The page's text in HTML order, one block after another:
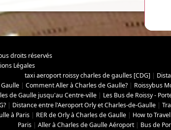
droits réservés
Légales
taxi aeroport roissy charles de gaulles [CDG] |
Gaulle | Comment Aller à Charles de Gaulle? | Roissybus
de Gaulle jusqu'au Centre-ville | Les Bus de Roissy -
| Distance entre l'Aeroport Orly et Charles-de-Gaulle |
à Paris | RER de Orly à Charles de Gaulle | How to
Paris | Aller à Charles de Gaulle Aéroport| Bus de